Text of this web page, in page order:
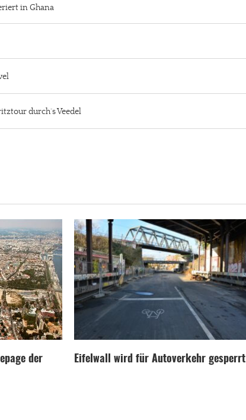
in Ghana
durch´s Veedel
der
Eifelwall wird für Autoverkehr gesperrt